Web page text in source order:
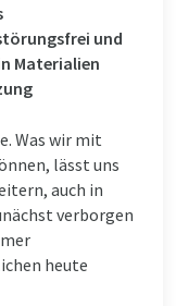
und
Materialien
Was wir mit
lässt uns
auch in
verborgen
heute